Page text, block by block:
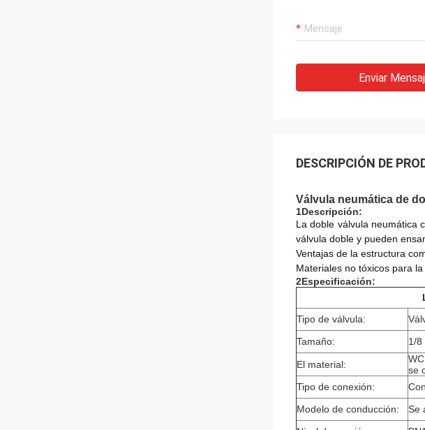
Enviar
DESCRIPCIÓN DE
Válvula neumática de
1Descripción:
La doble válvula neumática
válvula doble y pueden
Ventajas de la estructura
Materiales no tóxicos para
2Especificación:
Tipo de válvula:
Tamaño:
1/8
El material:
se
Tipo de conexión:
Modelo de conducción:
Se